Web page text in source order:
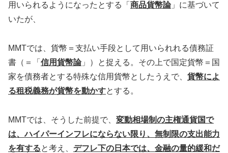
用いられるようになったとする「 商品貨幣論」に基づいて
いたが、
MMTでは、貨幣＝支払い手段として用いられれる債務証
書（＝「 信用貨幣論」）と捉える。その上で国定貨幣＝国
家を債務者とする特殊な信用貨幣としたうえで、 貨幣によ
る租税義務が貨幣を動かすとする。
MMTでは、そうした前提で、 変動相場制の主権通貨国で
は、ハイパーインフレにならない限り、無制限の支出能力
を有すると考え、 デフレ下の日本では、金融の量的緩和だ